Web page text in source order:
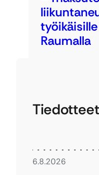
Raumalla
Tiedotteet
6.8.2026